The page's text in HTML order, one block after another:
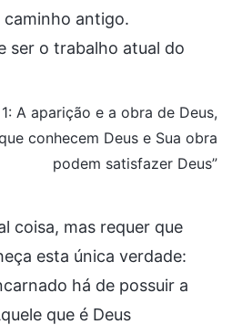
antigo.
ser o trabalho atual do
A aparição e a obra de Deus,
conhecem Deus e Sua obra
podem satisfazer Deus”
coisa, mas requer que
esta única verdade:
há de possuir a
que é Deus